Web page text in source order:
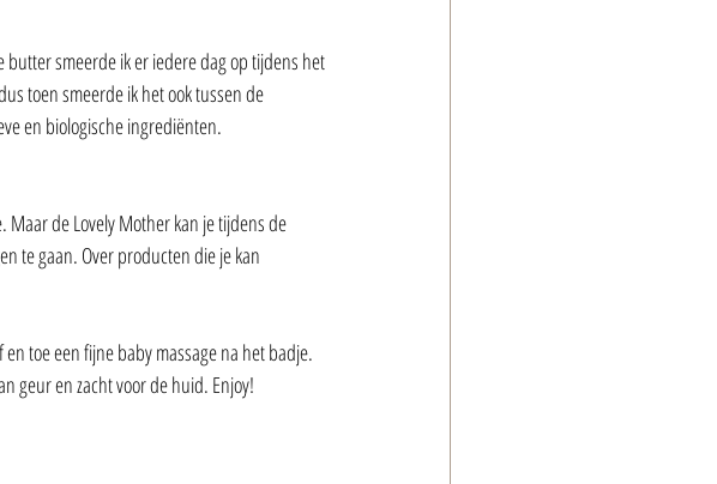
butter smeerde ik er iedere dag op tijdens het
toen smeerde ik het ook tussen de
en biologische ingrediënten.
Maar de Lovely Mother kan je tijdens de
te gaan. Over producten die je kan
toe een fijne baby massage na het badje.
geur en zacht voor de huid. Enjoy!